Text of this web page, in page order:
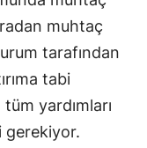
muhtaç
tarafından
tabi
yardımları
gerekiyor.